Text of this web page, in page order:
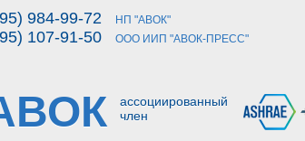
984-99-72 НП "АВОК"
107-91-50 ООО ИИП "АВОК-ПРЕСС"
ассоциированный
член